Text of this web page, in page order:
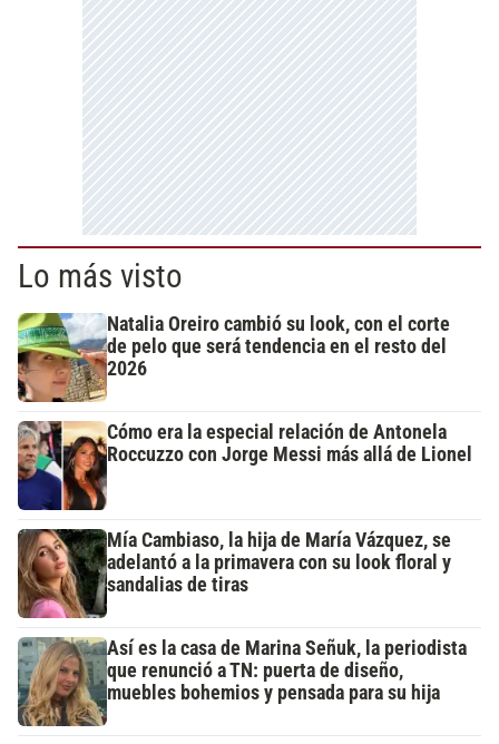
Lo más visto
Natalia Oreiro cambió su look, con el corte
de pelo que será tendencia en el resto del
2026
Cómo era la especial relación de Antonela
Roccuzzo con Jorge Messi más allá de Lionel
Mía Cambiaso, la hija de María Vázquez, se
adelantó a la primavera con su look floral y
sandalias de tiras
Así es la casa de Marina Señuk, la periodista
que renunció a TN: puerta de diseño,
muebles bohemios y pensada para su hija